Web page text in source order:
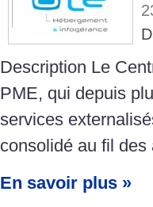
Description Le
PME, qui depuis
services
consolidé au fil
En savoir plus »